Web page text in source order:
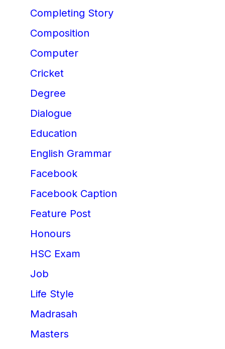
Completing Story
Composition
Computer
Cricket
Degree
Dialogue
Education
English Grammar
Facebook
Facebook Caption
Feature Post
Honours
HSC Exam
Job
Life Style
Madrasah
Masters